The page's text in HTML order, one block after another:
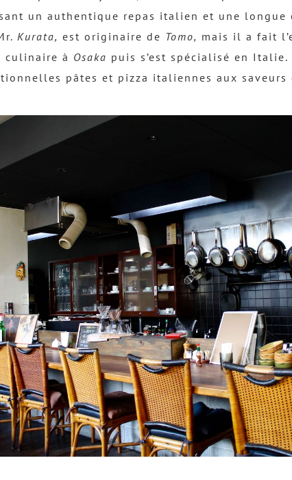
un authentique repas italien et une longue
Kurata, est originaire de Tomo, mais il a fait
culinaire à Osaka puis s’est spécialisé en Italie.
pâtes et pizza italiennes aux saveurs